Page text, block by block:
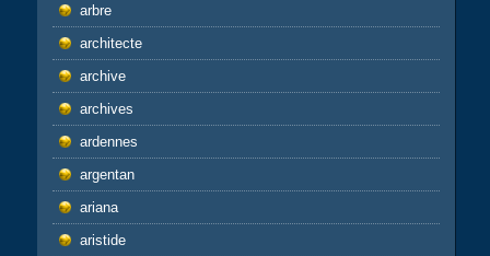
arbre
architecte
archive
archives
ardennes
argentan
ariana
aristide